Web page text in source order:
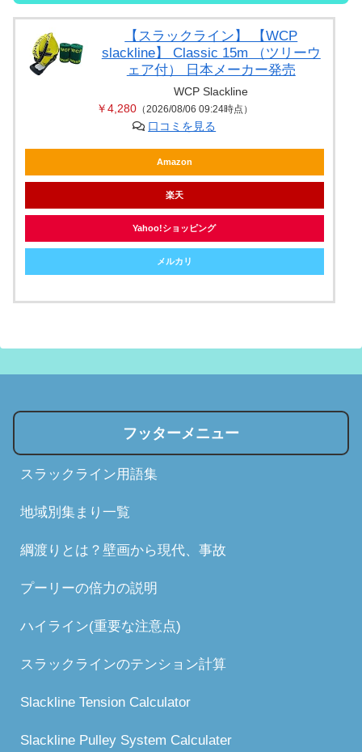
【スラックライン】 【WCP
slackline】 Classic 15m （ツリーウ
ェア付） 日本メーカー発売
WCP Slackline
￥4,280（2026/08/06 09:24時点）
口コミを見る
Amazon
楽天
Yahoo!ショッピング
メルカリ
フッターメニュー
スラックライン用語集
地域別集まり一覧
綱渡りとは？壁画から現代、事故
プーリーの倍力の説明
ハイライン(重要な注意点)
スラックラインのテンション計算
Slackline Tension Calculator
Slackline Pulley System Calculater